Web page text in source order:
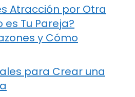
Atracción por Otra
es Tu Pareja?
y Cómo
para Crear una